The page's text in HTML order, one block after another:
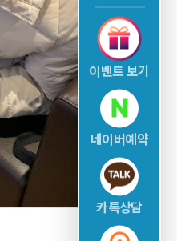
이벤트 보기
네이버예약
카톡상담